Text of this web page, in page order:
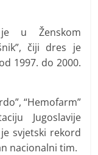
u Ženskom
čiji dres je
1997. do 2000.
“Hemofarm”
Jugoslavije
svjetski rekord
nacionalni tim.